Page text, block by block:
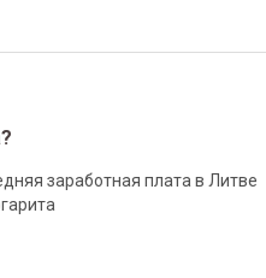
заработная плата в Литве